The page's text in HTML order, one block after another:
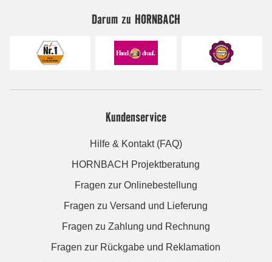
Darum zu HORNBACH
Kundenservice
Hilfe & Kontakt (FAQ)
HORNBACH Projektberatung
Fragen zur Onlinebestellung
Fragen zu Versand und Lieferung
Fragen zu Zahlung und Rechnung
Fragen zur Rückgabe und Reklamation